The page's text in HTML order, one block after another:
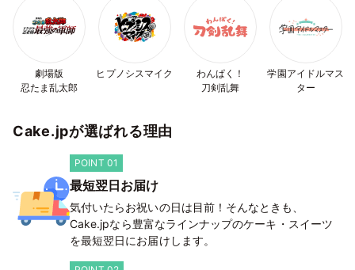
劇場版
忍たま乱太郎
ヒプノシスマイク
わんぱく！
刀剣乱舞
学園アイドルマス
ター
Cake.jpが選ばれる理由
POINT 01
最短翌日お届け
気付いたらお祝いの日は目前！そんなときも、
Cake.jpなら豊富なラインナップのケーキ・スイーツ
を最短翌日にお届けします。